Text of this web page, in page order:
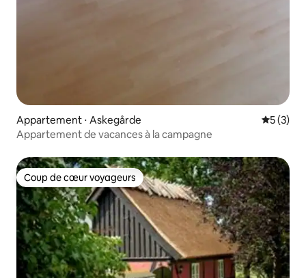
Appartement ⋅ Askegårde
5 (3)
Appartement de vacances à la campagne
Coup de cœur voyageurs
Coup de cœur voyageurs